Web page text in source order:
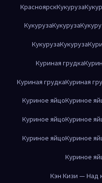
КрасноярскКукуруза
КукурузаКукуруза
КукурузаКукуруза
Куриная грудка
Куриная грудкаКуриная
Куриное яйцоКуриное
Куриное яйцоКуриное
Куриное яйцоКуриное
Куриное
Кэн Кизи — Над